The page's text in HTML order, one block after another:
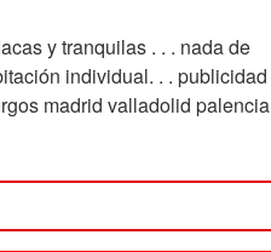
y tranquilas . . . nada de
individual. . . publicidad
madrid valladolid palencia